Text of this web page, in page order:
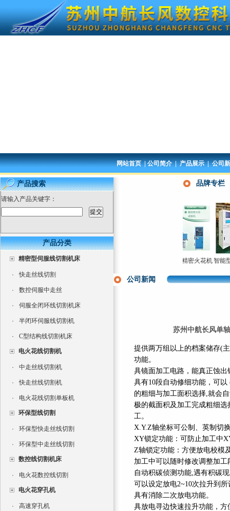
网站首页|公司简介|产品展示|公司
产品搜索
请输入产品关键字：
产品分类
精密型伺服线切割机床
· 快走丝线切割
· 数控伺服中走丝
· 伺服全闭环线切割机床
· 半闭环伺服线切割机
· C型结构线切割机床
电火花线切割机
· 中走丝线切割机
· 快走丝线切割机
· 电火花线切割单板机
环保型线切割
· 环保型快走丝线切割
· 环保型中走丝线切割
数控线切割机床
· 电火花数控线切割
电火花穿孔机
· 高速穿孔机
品牌专栏
长风双牛头式数控火
单轴数控精密火花机
销
智能型
公司新闻
苏州中航长风单
提供两万组以上的档案储存(
功能。
具镜面加工电路 ， 能真正蚀出
具有10段自动修细功能 ， 可以
的粗细与加工面积选择,就会
极的截面积及加工完成粗细
工。
X.Y.Z轴坐标可公制、英制切
XY锁定功能：可防止加工中
Z轴锁定功能：方便放电校模
加工中可以随时修改调整加
自动积碳侦测功能,遇有积碳
可以设定放电2~10次拉升到
具有消除二次放电功能。
具放电寻边快速拉升功能 ， 方